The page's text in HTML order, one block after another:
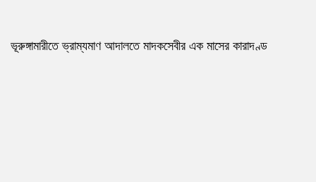
ভূরুঙ্গামারীতে ভ্রাম্যমাণ আদালতে মাদকসেবীর এক মাসের কারাদণ্ড